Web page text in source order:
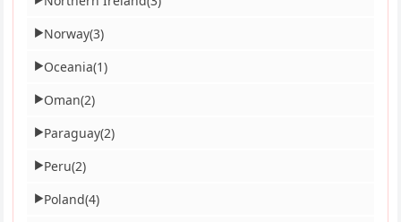
▶Norway(3)
▶Oceania(1)
▶Oman(2)
▶Paraguay(2)
▶Peru(2)
▶Poland(4)